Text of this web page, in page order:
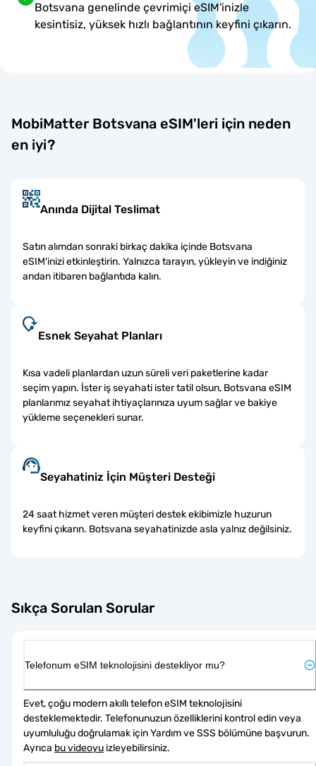
Botsvana genelinde çevrimiçi eSIM'inizle
kesintisiz, yüksek hızlı bağlantının keyfini çıkarın.
MobiMatter Botsvana eSIM'leri için neden
en iyi?
Anında Dijital Teslimat
Satın alımdan sonraki birkaç dakika içinde Botsvana
eSIM'inizi etkinleştirin. Yalnızca tarayın, yükleyin ve indiğiniz
andan itibaren bağlantıda kalın.
Esnek Seyahat Planları
Kısa vadeli planlardan uzun süreli veri paketlerine kadar
seçim yapın. İster iş seyahati ister tatil olsun, Botsvana eSIM
planlarımız seyahat ihtiyaçlarınıza uyum sağlar ve bakiye
yükleme seçenekleri sunar.
Seyahatiniz İçin Müşteri Desteği
24 saat hizmet veren müşteri destek ekibimizle huzurun
keyfini çıkarın. Botsvana seyahatinizde asla yalnız değilsiniz.
Sıkça Sorulan Sorular
Telefonum eSIM teknolojisini destekliyor mu?
Evet, çoğu modern akıllı telefon eSIM teknolojisini
desteklemektedir. Telefonunuzun özelliklerini kontrol edin veya
uyumluluğu doğrulamak için Yardım ve SSS bölümüne başvurun.
Ayrıca bu videoyu izleyebilirsiniz.